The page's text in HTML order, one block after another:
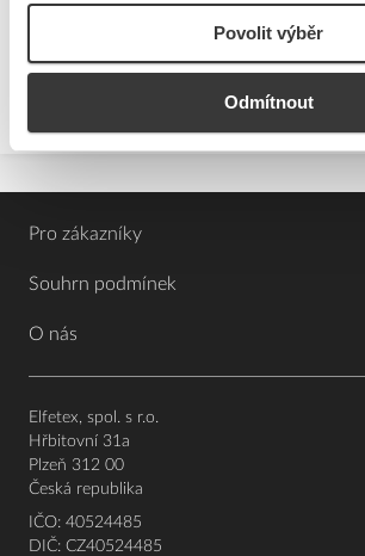
Povolit výběr
Odmítnout
do
košíku
Pro zákazníky
Souhrn podmínek
O nás
Elfetex, spol. s r.o.
Hřbitovní 31a
Plzeň 312 00
Česká republika
IČO: 40524485
DIČ: CZ40524485